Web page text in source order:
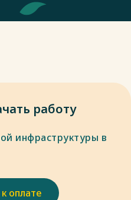
работу
инфраструктуры в
оплате